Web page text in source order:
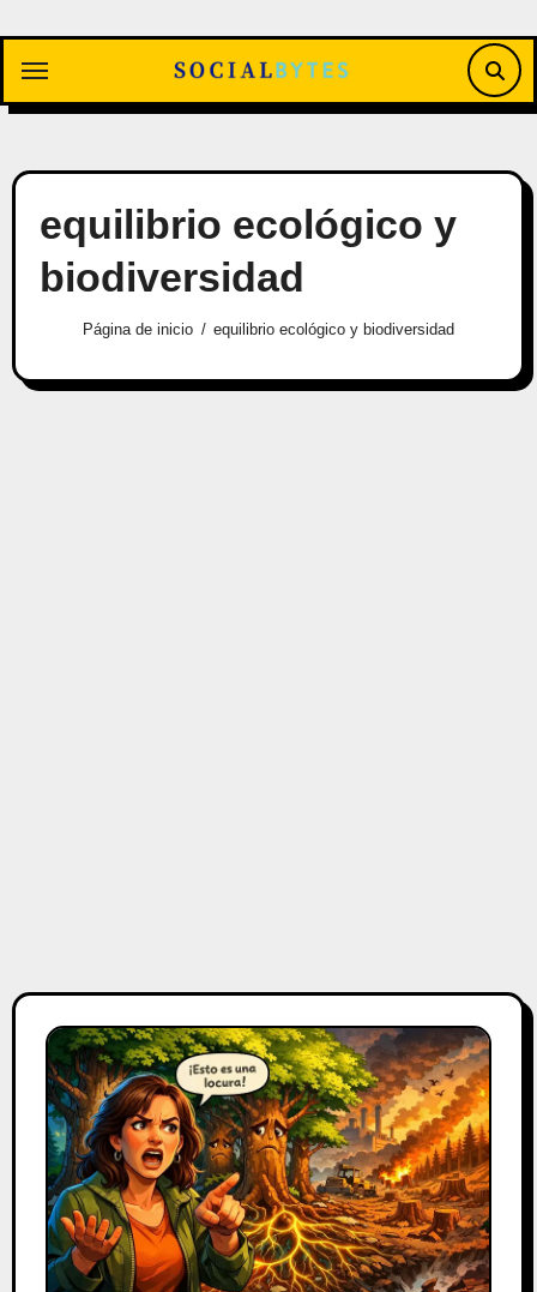
contenido
equilibrio ecológico y
biodiversidad
Página de inicio equilibrio ecológico y biodiversidad